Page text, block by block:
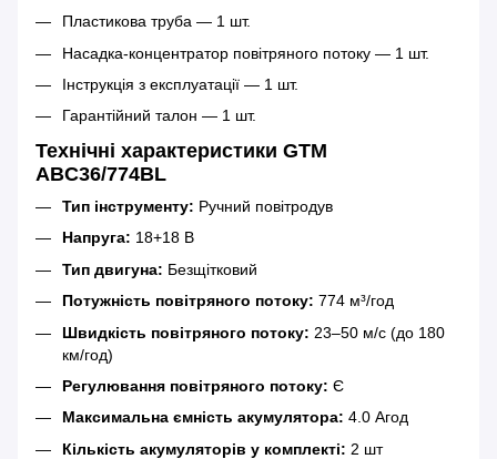
Пластикова труба — 1 шт.
Насадка-концентратор повітряного потоку — 1 шт.
Інструкція з експлуатації — 1 шт.
Гарантійний талон — 1 шт.
Технічні характеристики GTM
ABC36/774BL
Тип інструменту: Ручний повітродув
Напруга: 18+18 В
Тип двигуна: Безщітковий
Потужність повітряного потоку: 774 м³/год
Швидкість повітряного потоку: 23–50 м/с (до 180
км/год)
Регулювання повітряного потоку: Є
Максимальна ємність акумулятора: 4.0 Агод
Кількість акумуляторів у комплекті: 2 шт